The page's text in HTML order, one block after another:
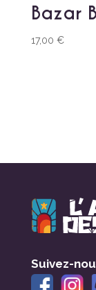
Bazar
17,00 €
Suivez-